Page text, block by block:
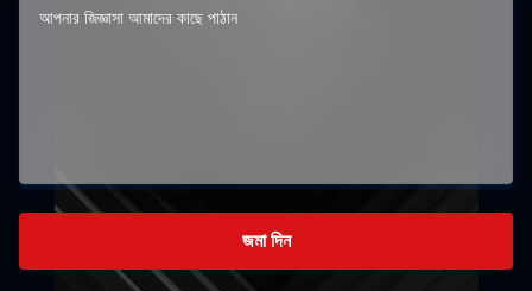
জমা দিন